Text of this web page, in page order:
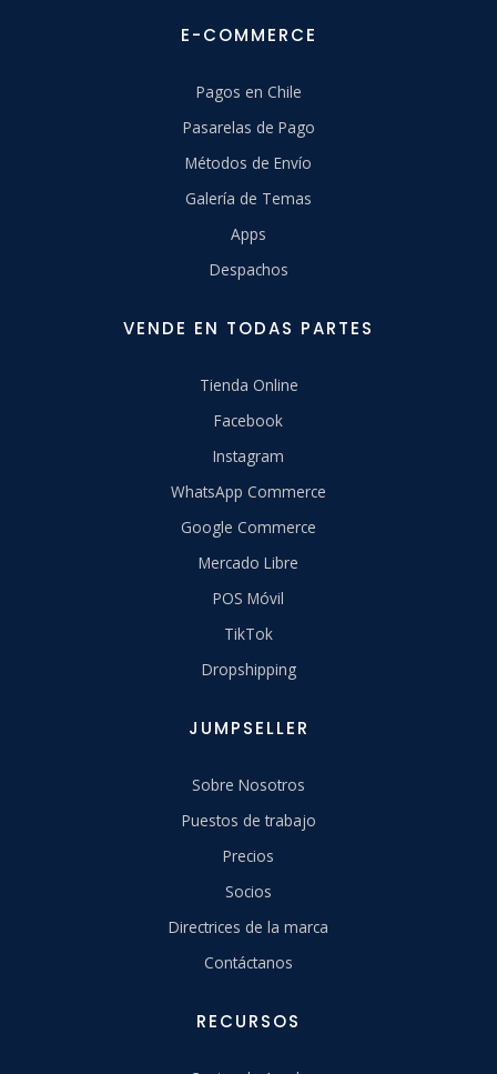
E-COMMERCE
Pagos en Chile
Pasarelas de Pago
Métodos de Envío
Galería de Temas
Apps
Despachos
VENDE EN TODAS PARTES
Tienda Online
Facebook
Instagram
WhatsApp Commerce
Google Commerce
Mercado Libre
POS Móvil
TikTok
Dropshipping
JUMPSELLER
Sobre Nosotros
Puestos de trabajo
Precios
Socios
Directrices de la marca
Contáctanos
RECURSOS